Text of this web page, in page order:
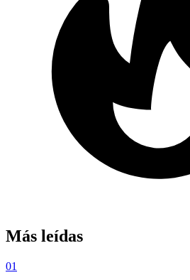
Más leídas
01